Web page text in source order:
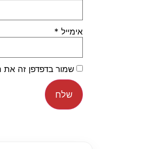
אימייל *
שמור בדפדפן זה